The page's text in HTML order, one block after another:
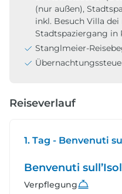
(nur außen),
inkl. Besuch Villa
Stadtspaziergang in
Stanglmeier-
Reiseverlauf
1. Tag - Benvenuti
Benvenuti
Verpflegung